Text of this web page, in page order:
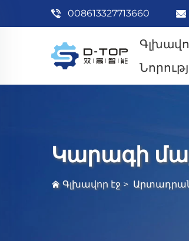
008613327713660
Կարագի
Գլխավոր էջ >